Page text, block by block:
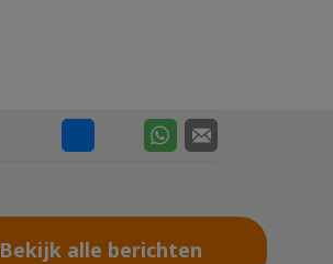
Bekijk alle berichten